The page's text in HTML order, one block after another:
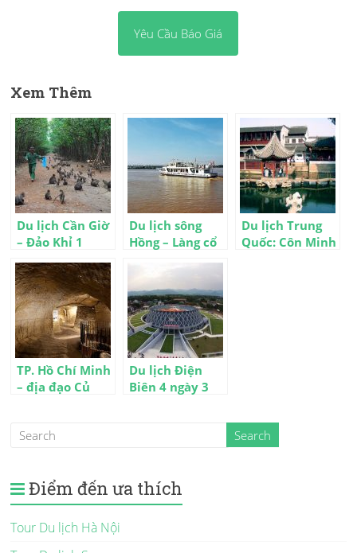
Yêu Cầu Báo Giá
Xem Thêm
Du lịch Cần Giờ
– Đảo Khỉ 1
Du lịch sông
Hồng – Làng cổ
Du lịch Trung
Quốc: Côn Minh
TP. Hồ Chí Minh
– địa đạo Củ
Du lịch Điện
Biên 4 ngày 3
Điểm đến ưa thích
Tour Du lịch Hà Nội